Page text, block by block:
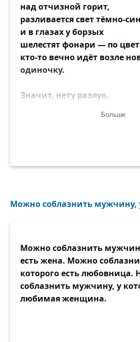
над отчизной горит,
разливается свет тёмно-
и в глазах у борзых
шелестят фонари — по
кто-то вечно идёт возле
одиночку.
Значит, нету разлук.
у своих мертвецов.
Невозможно отстать.
То, куда мы спешим,
темнота, это всё
дорогая страна,
постоянный предмет
не любовь ли она? Нет, она
названья.
Больше
Можно соблазнить мужчину,
Можно соблазнить
есть жена. Можно
которого есть любовница.
соблазнить мужчину, у
любимая женщина.